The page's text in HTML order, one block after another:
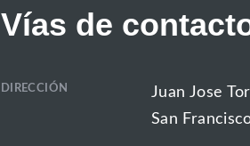
Vías de
DIRECCIÓN
Juan Jose
San